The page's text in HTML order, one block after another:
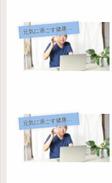
元気に過ごす健康とデジタル
元気に過ごす健康とデジタル